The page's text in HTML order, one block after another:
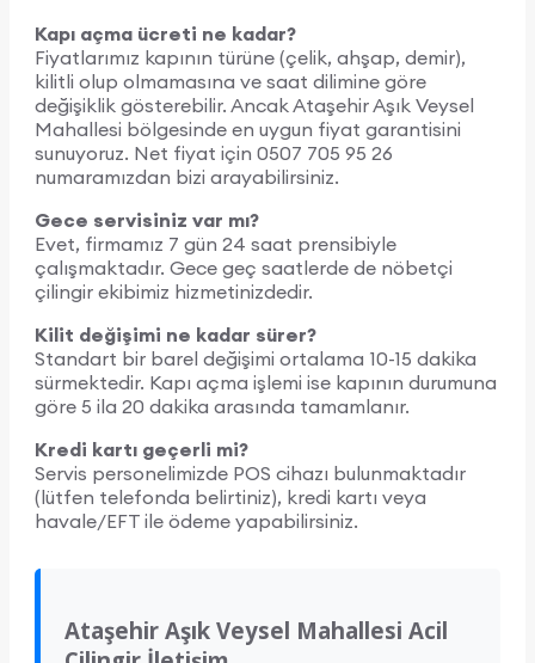
Kapı açma ücreti ne kadar?
Fiyatlarımız kapının türüne (çelik, ahşap, demir),
kilitli olup olmamasına ve saat dilimine göre
değişiklik gösterebilir. Ancak Ataşehir Aşık Veysel
Mahallesi bölgesinde en uygun fiyat garantisini
sunuyoruz. Net fiyat için 0507 705 95 26
numaramızdan bizi arayabilirsiniz.
Gece servisiniz var mı?
Evet, firmamız 7 gün 24 saat prensibiyle
çalışmaktadır. Gece geç saatlerde de nöbetçi
çilingir ekibimiz hizmetinizdedir.
Kilit değişimi ne kadar sürer?
Standart bir barel değişimi ortalama 10-15 dakika
sürmektedir. Kapı açma işlemi ise kapının durumuna
göre 5 ila 20 dakika arasında tamamlanır.
Kredi kartı geçerli mi?
Servis personelimizde POS cihazı bulunmaktadır
(lütfen telefonda belirtiniz), kredi kartı veya
havale/EFT ile ödeme yapabilirsiniz.
Ataşehir Aşık Veysel Mahallesi Acil